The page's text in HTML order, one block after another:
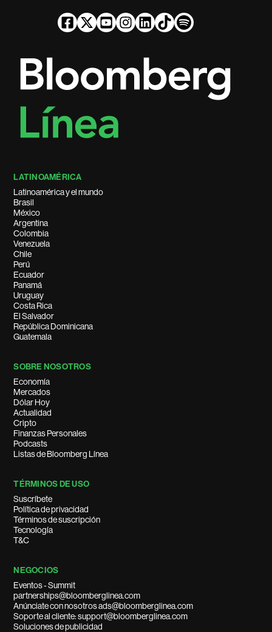
LATINOAMÉRICA
Latinoamérica y el mundo
Brasil
México
Argentina
Colombia
Venezuela
Chile
Perú
Ecuador
Panamá
Uruguay
Costa Rica
El Salvador
República Dominicana
Guatemala
SOBRE NOSOTROS
Economía
Mercados
Dólar Hoy
Actualidad
Cripto
Finanzas Personales
Podcasts
Listas de Bloomberg Línea
TÉRMINOS DE USO
Suscríbete
Política de privacidad
Términos de suscripción
Tecnología
T&C
NEGOCIOS
Eventos - Summit
partnerships@bloomberglinea.com
Anúnciate con nosotros ads@bloomberglinea.com
Soporte al cliente: support@bloomberglinea.com
Soluciones de publicidad